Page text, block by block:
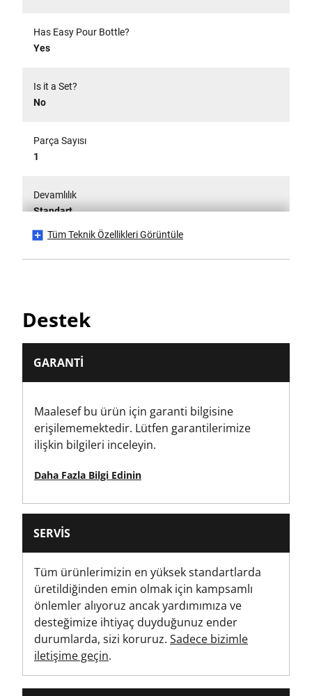
Has Easy Pour Bottle?
Yes
Is it a Set?
No
Parça Sayısı
1
Devamlılık
Standart
155
Brüt Ürün Ağırlığı [Kg]
Ürün Ağırlığı [Kg]
0.14
60
1 hafta
Tüm Teknik Özellikleri Görüntüle
Destek
GARANTI
Maalesef bu ürün için garanti bilgisine
erişilememektedir. Lütfen garantilerimize
ilişkin bilgileri inceleyin.
Daha Fazla Bilgi Edinin
SERVIS
Tüm ürünlerimizin en yüksek standartlarda
üretildiğinden emin olmak için kampsamlı
önlemler alıyoruz ancak yardımımıza ve
desteğimize ihtiyaç duyduğunuz ender
durumlarda, sizi koruruz. Sadece bizimle
iletişime geçin.